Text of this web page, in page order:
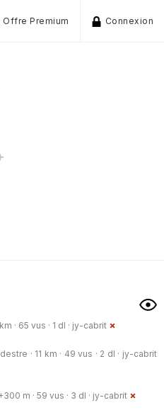
Offre Premium Connexion
· 65 vus · 1 dl · jy-cabrit
· 11 km · 49 vus · 2 dl · jy-cabrit
m · 59 vus · 3 dl · jy-cabrit